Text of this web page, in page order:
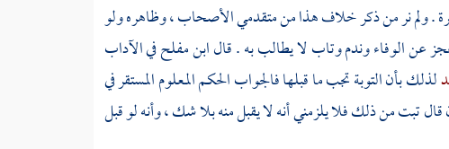
. ولم نر من ذكر خلاف هذا من متقدمي الأصحاب ، وظاهره ولو
عن الوفاء وندم وتاب لا يطالب به . قالابن مفلحفي الآداب
لذلك بأن التوبة تجب ما قبلها فالجواب الحكم المعلوم المستقر في
قال تبت من ذلك فلا يلزمني أنه لا يقبل منه بلا شك ، وأنه لو قبل